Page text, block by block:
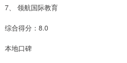
7、 领航国际教育
综合得分：8.0
本地口碑